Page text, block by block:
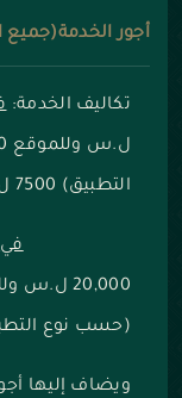
أجور الخدمة(جميع
تكاليف الخدمة:
التطبيق) 7500 ل.س لكل عنوان منطقي
في
(حسب نوع التطبيق) 30,000 ل.س لكل
ويضاف إليها